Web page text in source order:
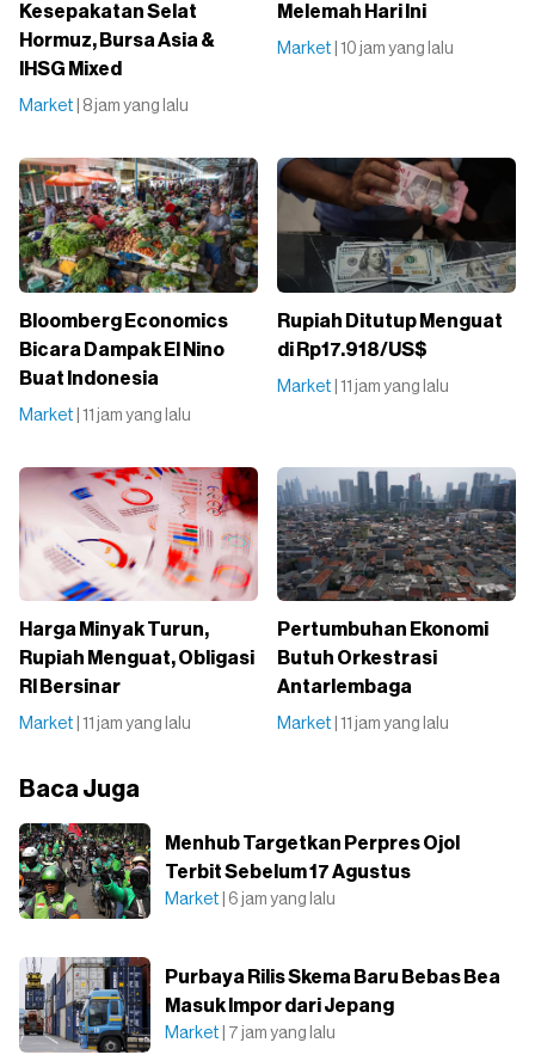
Kesepakatan Selat
Hormuz, Bursa Asia &
IHSG Mixed
Market | 8 jam yang lalu
Melemah Hari Ini
Market | 10 jam yang lalu
Bloomberg Economics
Bicara Dampak El Nino
Buat Indonesia
Market | 11 jam yang lalu
Rupiah Ditutup Menguat
di Rp17.918/US$
Market | 11 jam yang lalu
Harga Minyak Turun,
Rupiah Menguat, Obligasi
RI Bersinar
Market | 11 jam yang lalu
Pertumbuhan Ekonomi
Butuh Orkestrasi
Antarlembaga
Market | 11 jam yang lalu
Baca Juga
Menhub Targetkan Perpres Ojol
Terbit Sebelum 17 Agustus
Market | 6 jam yang lalu
Purbaya Rilis Skema Baru Bebas Bea
Masuk Impor dari Jepang
Market | 7 jam yang lalu